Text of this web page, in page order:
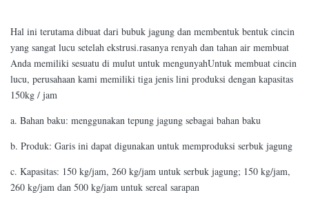
Hal ini terutama dibuat dari bubuk jagung dan membentuk bentuk cincin
yang sangat lucu setelah ekstrusi.rasanya renyah dan tahan air membuat
Anda memiliki sesuatu di mulut untuk mengunyahUntuk membuat cincin
lucu, perusahaan kami memiliki tiga jenis lini produksi dengan kapasitas
150kg / jam
a. Bahan baku: menggunakan tepung jagung sebagai bahan baku
b. Produk: Garis ini dapat digunakan untuk memproduksi serbuk jagung
c. Kapasitas: 150 kg/jam, 260 kg/jam untuk serbuk jagung; 150 kg/jam,
260 kg/jam dan 500 kg/jam untuk sereal sarapan